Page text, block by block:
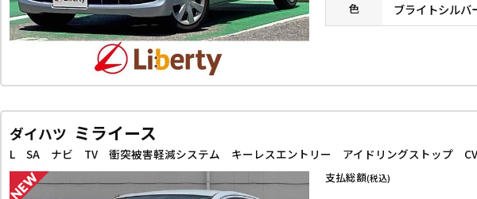
色
ダイハツ ミライース
L SA ナビ TV 衝突被害軽減システム キーレスエントリー アイドリングストップ
支払総額(税込)